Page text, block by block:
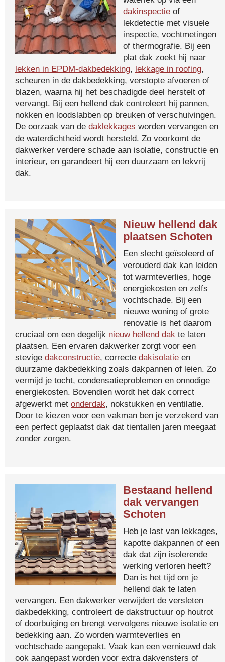
dakinspectie of
lekdetectie met visuele
inspectie, vochtmetingen
of thermografie. Bij een
plat dak zoekt hij naar
lekken in EPDM-dakbedekking, lekkage in roofing,
scheuren in de dakbedekking, verstopte afvoeren of
blazen, waarna hij het beschadigde deel herstelt of
vervangt. Bij een hellend dak controleert hij pannen,
nokken en loodslabben op breuken of verschuivingen.
De oorzaak van de daklekkages worden vervangen en
de waterdichtheid wordt hersteld. Zo voorkomt de
dakwerker verdere schade aan isolatie, constructie en
interieur, en garandeert hij een duurzaam en lekvrij
dak.
Nieuw hellend dak
plaatsen Schoten
Een slecht geïsoleerd of
verouderd dak kan leiden
tot warmteverlies, hoge
energiekosten en zelfs
vochtschade. Bij een
nieuwe woning of grote
renovatie is het daarom
cruciaal om een degelijk nieuw hellend dak te laten
plaatsen. Een ervaren dakwerker zorgt voor een
stevige dakconstructie, correcte dakisolatie en
duurzame dakbedekking zoals dakpannen of leien. Zo
vermijd je tocht, condensatieproblemen en onnodige
energiekosten. Bovendien wordt het dak correct
afgewerkt met onderdak, nokstukken en ventilatie.
Door te kiezen voor een vakman ben je verzekerd van
een perfect geplaatst dak dat tientallen jaren meegaat
zonder zorgen.
Bestaand hellend
dak vervangen
Schoten
Heb je last van lekkages,
kapotte dakpannen of een
dak dat zijn isolerende
werking verloren heeft?
Dan is het tijd om je
hellend dak te laten
vervangen. Een dakwerker verwijdert de versleten
dakbedekking, controleert de dakstructuur op houtrot
of doorbuiging en brengt vervolgens nieuwe isolatie en
bedekking aan. Zo worden warmteverlies en
vochtschade aangepakt. Vaak kan een vernieuwd dak
ook aangepast worden voor extra dakvensters of